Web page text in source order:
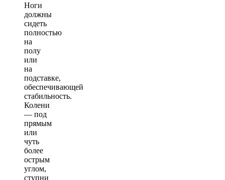
Ноги
должны
сидеть
полностью
на
полу
или
на
подставке,
обеспечивающей
стабильность.
Колени
— под
прямым
или
чуть
более
острым
углом,
ступни